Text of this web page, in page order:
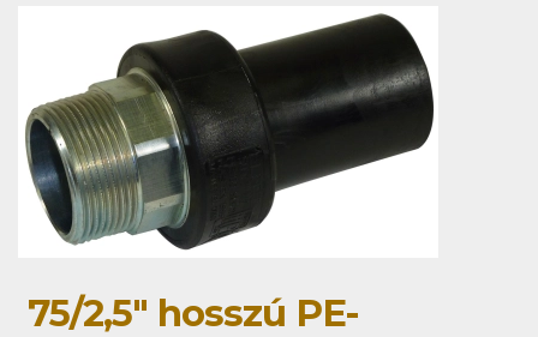
75/2,5" hosszú PE-